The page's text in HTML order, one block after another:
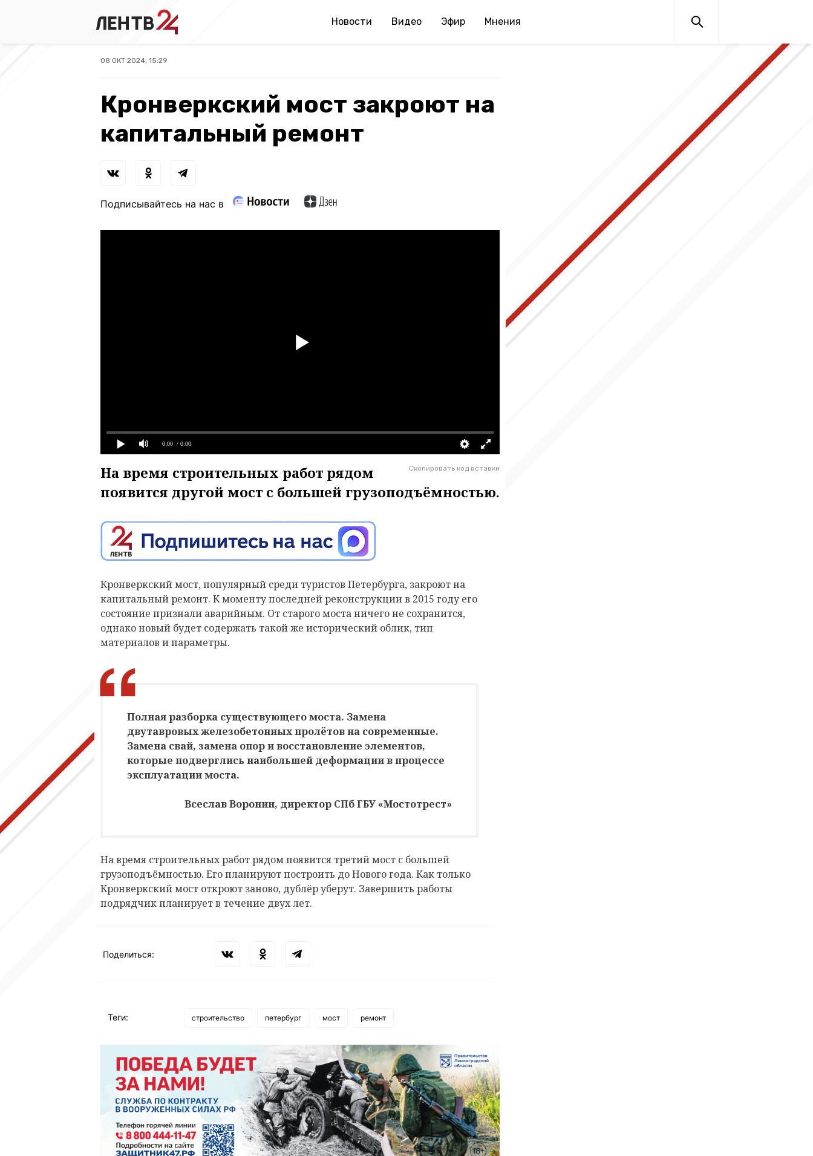
Новости Видео Эфир Мнения
08 ОКТ 2024, 15:29
Кронверкский мост закроют на
капитальный ремонт
Подписывайтесь на нас в
0:00 / 0:00
Скопировать код вставки
На время строительных работ рядом
появится другой мост с большей грузоподъёмностью.
Кронверкский мост, популярный среди туристов Петербурга, закроют на
капитальный ремонт. К моменту последней реконструкции в 2015 году его
состояние признали аварийным. От старого моста ничего не сохранится,
однако новый будет содержать такой же исторический облик, тип
материалов и параметры.
Полная разборка существующего моста. Замена
двутавровых железобетонных пролётов на современные.
Замена свай, замена опор и восстановление элементов,
которые подверглись наибольшей деформации в процессе
эксплуатации моста.
Всеслав Воронин, директор СПб ГБУ «Мостотрест»
На время строительных работ рядом появится третий мост с большей
грузоподъёмностью. Его планируют построить до Нового года. Как только
Кронверкский мост откроют заново, дублёр уберут. Завершить работы
подрядчик планирует в течение двух лет.
Поделиться:
Теги: строительство петербург мост ремонт